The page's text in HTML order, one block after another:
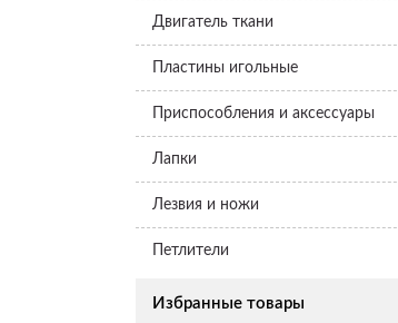
Двигатель ткани
Пластины игольные
Приспособления и аксессуары
Лапки
Лезвия и ножи
Петлители
Избранные товары